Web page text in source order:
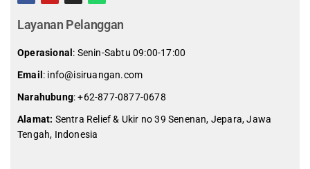
Layanan Pelanggan
Operasional : Senin-Sabtu 09:00-17:00
Email : info@isiruangan.com
Narahubung:+62-877-0877-0678
Alamat: Sentra Relief & Ukir no 39 Senenan, Jepara, Jawa
Tengah, Indonesia